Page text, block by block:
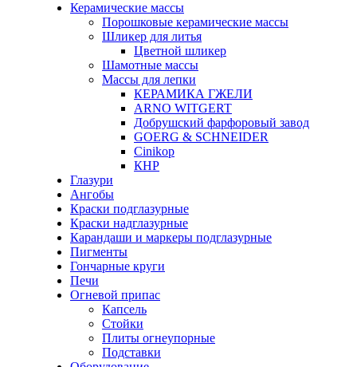
Керамические массы
Порошковые керамические массы
Шликер для литья
Цветной шликер
Шамотные массы
Массы для лепки
КЕРАМИКА ГЖЕЛИ
ARNO WITGERT
Добрушский фарфоровый завод
GOERG & SCHNEIDER
Cinikop
КНР
Глазури
Ангобы
Краски подглазурные
Краски надглазурные
Карандаши и маркеры подглазурные
Пигменты
Гончарные круги
Печи
Огневой припас
Капсель
Стойки
Плиты огнеупорные
Подставки